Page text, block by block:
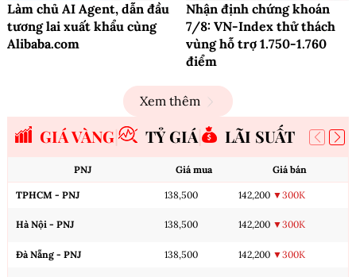
Làm chủ AI Agent, dẫn đầu
tương lai xuất khẩu cùng
Alibaba.com
Nhận định chứng khoán
7/8: VN-Index thử thách
vùng hỗ trợ 1.750-1.760
điểm
Xem thêm
GIÁ VÀNG TỶ GIÁ LÃI SUẤT
PNJ Giá mua Giá bán
TPHCM - PNJ 138,500 142,200 ▼300K
Hà Nội - PNJ 138,500 142,200 ▼300K
Đà Nẵng - PNJ 138,500 142,200 ▼300K